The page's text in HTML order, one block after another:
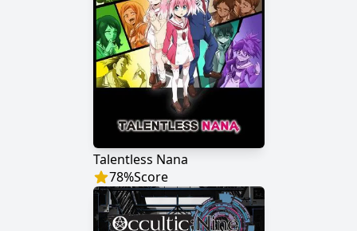
Talentless Nana
78%Score